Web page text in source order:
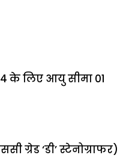
के लिए आयु सीमा 01
ग्रेड ‘डी’ स्टेनोग्राफर)